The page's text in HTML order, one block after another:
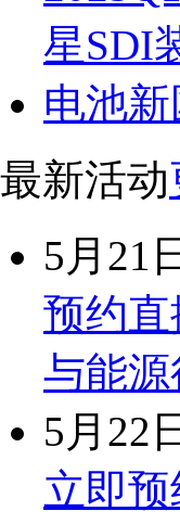
星SDI
电池
最新活动
5月21
预约直
与能
5月22
立即